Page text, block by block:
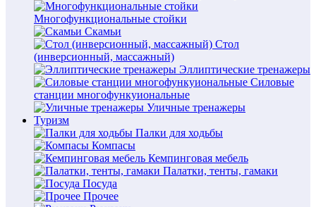
Многофункциональные стойки
Скамьи
Стол
(инверсионный, массажный)
Эллиптические тренажеры
Силовые
станции многофункуиональные
Уличные тренажеры
Туризм
Палки для ходьбы
Компасы
Кемпинговая мебель
Палатки, тенты, гамаки
Посуда
Прочее